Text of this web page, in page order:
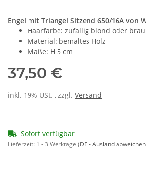
Engel mit Triangel Sitzend 650/16A von
Haarfarbe: zufällig blond oder
Material: bemaltes Holz
Maße: H 5 cm
37,50 €
inkl. 19% USt. , zzgl. Versand
Sofort verfügbar
Lieferzeit: 1 - 3 Werktage (DE - Ausland